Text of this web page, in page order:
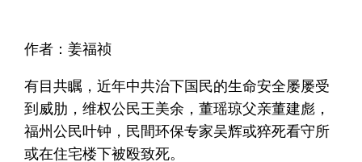
作者：姜福祯
有目共瞩，近年中共治下国民的生命安全屡屡受
到威肋，维权公民王美余，董瑶琼父亲董建彪，
福州公民叶钟，民間环保专家吴辉或猝死看守所
或在住宅楼下被殴致死。